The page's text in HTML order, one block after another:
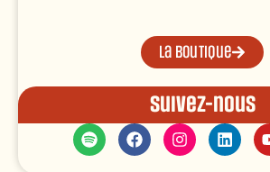
La boutique
Suivez-nous